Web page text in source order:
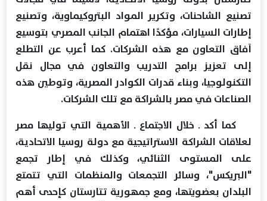
تصنيع الشاحنات، وتكرير المواد البتروكيماوية، وتصنيع
إطارات السيارات، مؤكدًا اهتمام الجانب المصري بتوسيع
آفاق التعاون مع هذه الشركات. كما أعرب عن التطلع
إلى تعزيز برامج التدريب والتعاون في مجال نقل
التكنولوجيا، وبناء قدرات الكوادر المصرية، وتوطين هذه
الصناعات في مصر بالشراكة مع تلك الشركات.
كما أكد ـ خلال الاجتماع ـ الأهمية التي توليها مصر
لعلاقات الشراكة الاستراتيجية مع دولة روسيا الاتحادية،
على المستوى الثنائي، وكذلك في إطار تجمع
"البريكس"، وسائر التجمعات والمنظمات التي تتمتع
البلدان بعضويتها، ومع جمهورية تتارستان كإحدى أهم